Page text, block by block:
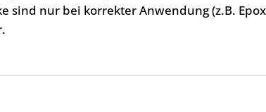
sind nur bei korrekter Anwendung (z.B.